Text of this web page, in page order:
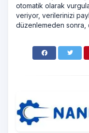
otomatik olarak
veriyor, verilerinizi
düzenlemeden sonra,